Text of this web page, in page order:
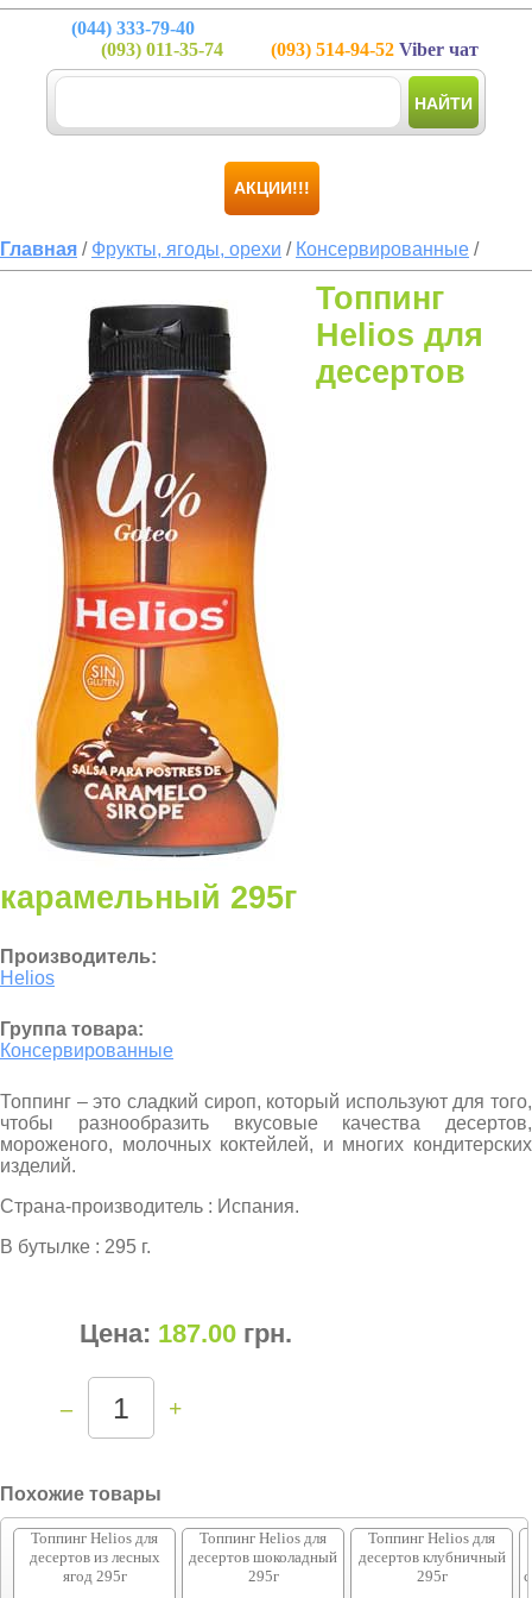
(044) 333-79-40
(093) 011-35-74 (093) 514-94-52 Viber чат
НАЙТИ
АКЦИИ!!!
Главная / Фрукты, ягоды, орехи / Консервированные /
Топпинг
Helios для
десертов
карамельный 295г
Производитель:
Helios
Группа товара:
Консервированные
Топпинг – это сладкий сироп, который используют для того,
чтобы разнообразить вкусовые качества десертов,
мороженого, молочных коктейлей, и многих кондитерских
изделий.
Страна-производитель : Испания.
В бутылке : 295 г.
Цена: 187.00 грн.
– +
Похожие товары
Топпинг Helios для
десертов из лесных
ягод 295г
Топпинг Helios для
десертов шоколадный
295г
Топпинг Helios для
десертов клубничный
295г